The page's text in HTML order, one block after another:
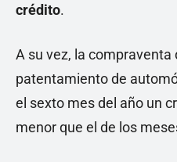
crédito.
A su vez, la compraventa
patentamiento de
el sexto mes del año un
menor que el de los